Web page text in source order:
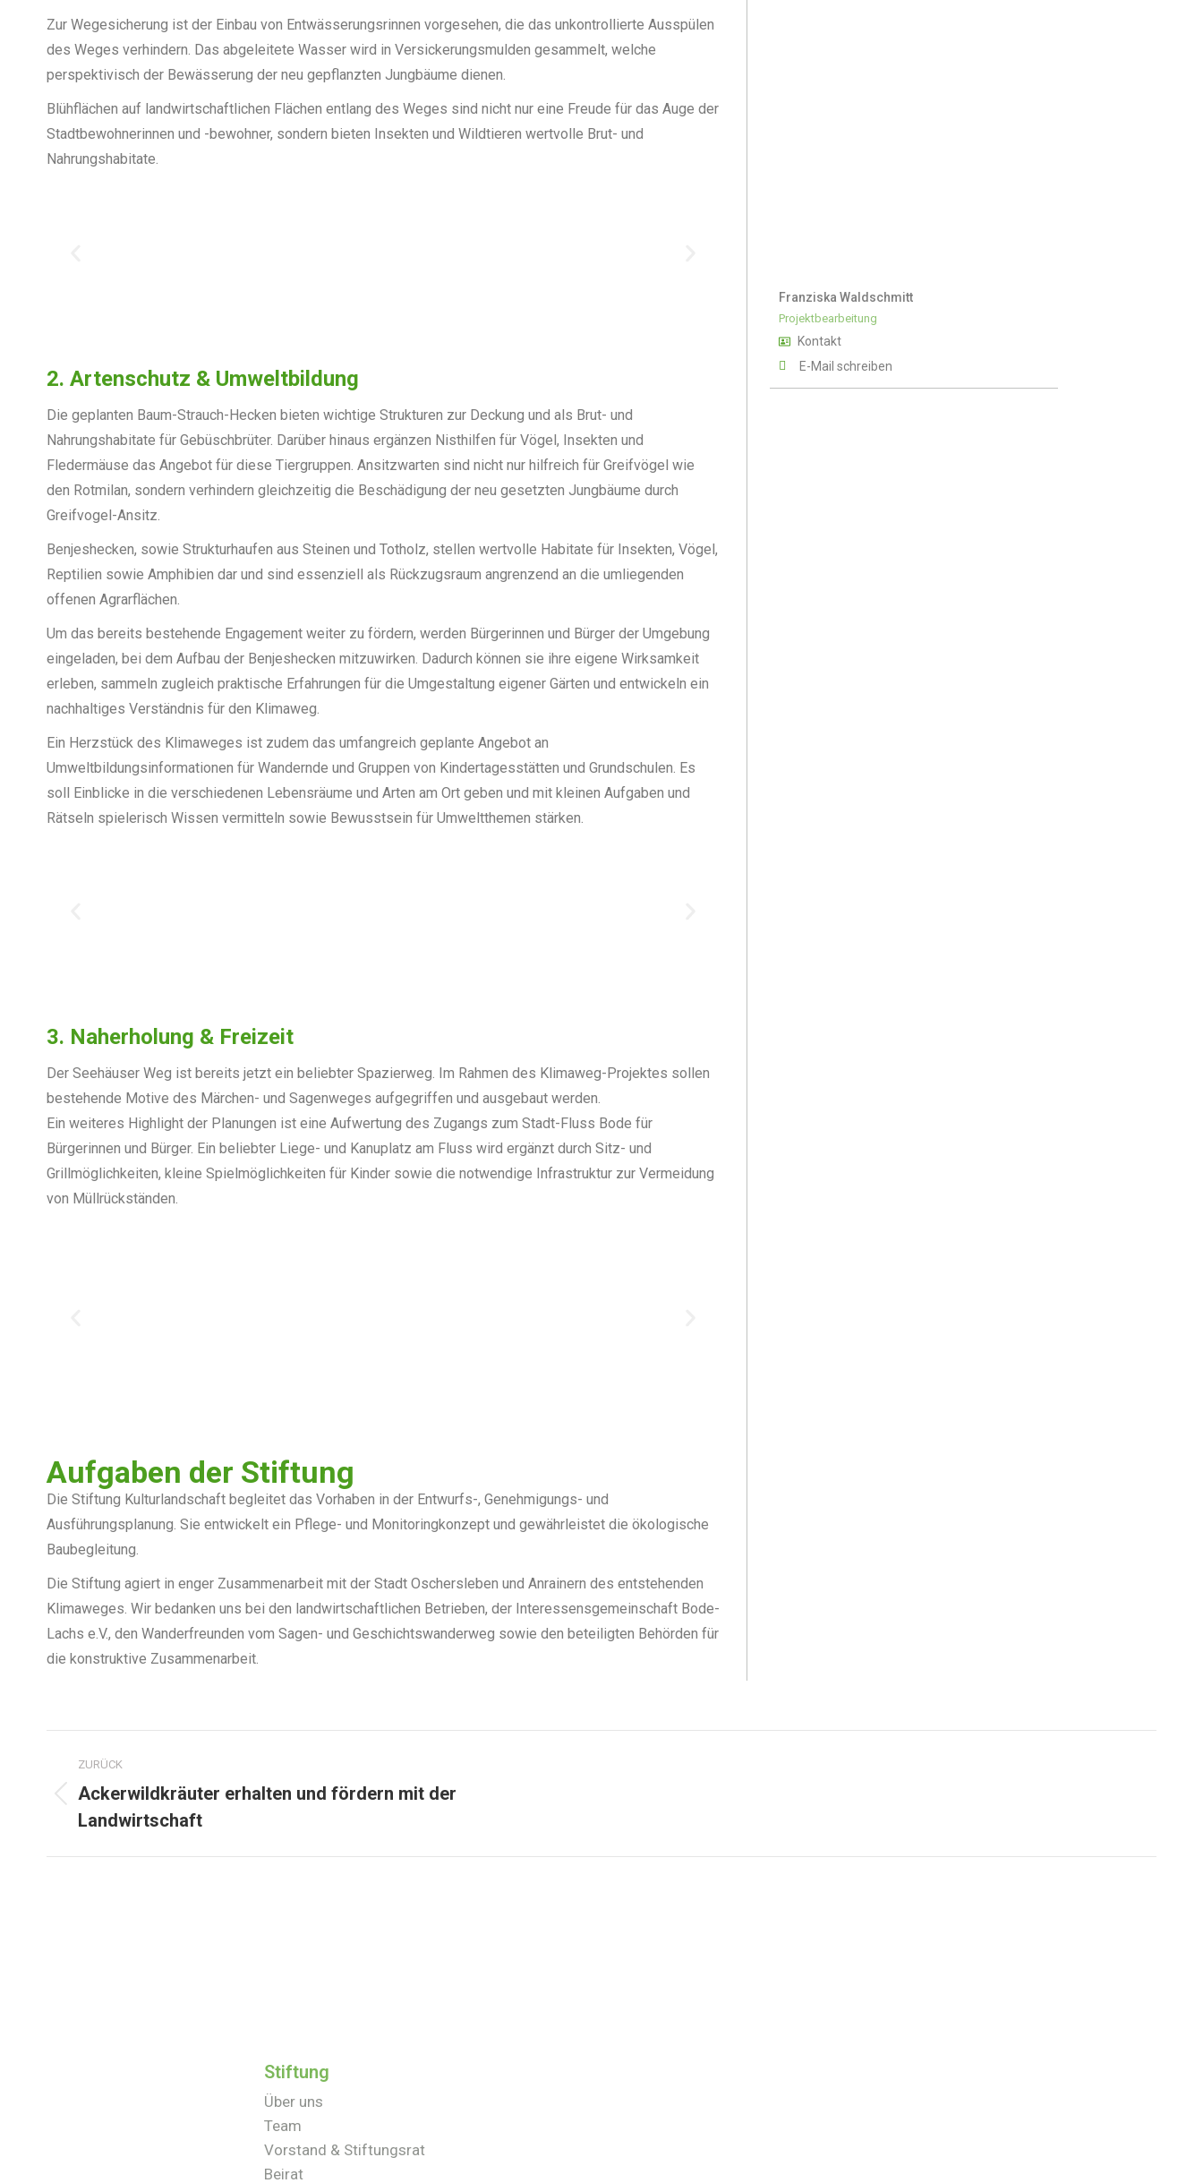
Zur Wegesicherung ist der Einbau von Entwässerungsrinnen vorgesehen, die das unkontrollierte Ausspülen
des Weges verhindern. Das abgeleitete Wasser wird in Versickerungsmulden gesammelt, welche
perspektivisch der Bewässerung der neu gepflanzten Jungbäume dienen.
Blühflächen auf landwirtschaftlichen Flächen entlang des Weges sind nicht nur eine Freude für das Auge der
Stadtbewohnerinnen und -bewohner, sondern bieten Insekten und Wildtieren wertvolle Brut- und
Nahrungshabitate.
2. Artenschutz & Umweltbildung
Die geplanten Baum-Strauch-Hecken bieten wichtige Strukturen zur Deckung und als Brut- und
Nahrungshabitate für Gebüschbrüter. Darüber hinaus ergänzen Nisthilfen für Vögel, Insekten und
Fledermäuse das Angebot für diese Tiergruppen. Ansitzwarten sind nicht nur hilfreich für Greifvögel wie
den Rotmilan, sondern verhindern gleichzeitig die Beschädigung der neu gesetzten Jungbäume durch
Greifvogel-Ansitz.
Benjeshecken, sowie Strukturhaufen aus Steinen und Totholz, stellen wertvolle Habitate für Insekten, Vögel,
Reptilien sowie Amphibien dar und sind essenziell als Rückzugsraum angrenzend an die umliegenden
offenen Agrarflächen.
Um das bereits bestehende Engagement weiter zu fördern, werden Bürgerinnen und Bürger der Umgebung
eingeladen, bei dem Aufbau der Benjeshecken mitzuwirken. Dadurch können sie ihre eigene Wirksamkeit
erleben, sammeln zugleich praktische Erfahrungen für die Umgestaltung eigener Gärten und entwickeln ein
nachhaltiges Verständnis für den Klimaweg.
Ein Herzstück des Klimaweges ist zudem das umfangreich geplante Angebot an
Umweltbildungsinformationen für Wandernde und Gruppen von Kindertagesstätten und Grundschulen. Es
soll Einblicke in die verschiedenen Lebensräume und Arten am Ort geben und mit kleinen Aufgaben und
Rätseln spielerisch Wissen vermitteln sowie Bewusstsein für Umweltthemen stärken.
3. Naherholung & Freizeit
Der Seehäuser Weg ist bereits jetzt ein beliebter Spazierweg. Im Rahmen des Klimaweg-Projektes sollen
bestehende Motive des Märchen- und Sagenweges aufgegriffen und ausgebaut werden.
Ein weiteres Highlight der Planungen ist eine Aufwertung des Zugangs zum Stadt-Fluss Bode für
Bürgerinnen und Bürger. Ein beliebter Liege- und Kanuplatz am Fluss wird ergänzt durch Sitz- und
Grillmöglichkeiten, kleine Spielmöglichkeiten für Kinder sowie die notwendige Infrastruktur zur Vermeidung
von Müll rückständen.
Aufgaben der Stiftung
Die Stiftung Kulturlandschaft begleitet das Vorhaben in der Entwurfs-, Genehmigungs- und
Ausführungsplanung. Sie entwickelt ein Pflege- und Monitoringkonzept und gewährleistet die ökologische
Baubegleitung.
Die Stiftung agiert in enger Zusammenarbeit mit der Stadt Oschersleben und Anrainern des entstehenden
Klimaweges. Wir bedanken uns bei den landwirtschaftlichen Betrieben, der Interessensgemeinschaft Bode-
Lachs e.V., den Wanderfreunden vom Sagen- und Geschichtswanderweg sowie den beteiligten Behörden für
die konstruktive Zusammenarbeit.
Franziska Waldschmitt
Projektbearbeitung
Kontakt
E-Mail schreiben
ZURÜCK
Ackerwildkräuter erhalten und fördern mit der
Landwirtschaft
Stiftung
Über uns
Team
Vorstand & Stiftungsrat
Beirat